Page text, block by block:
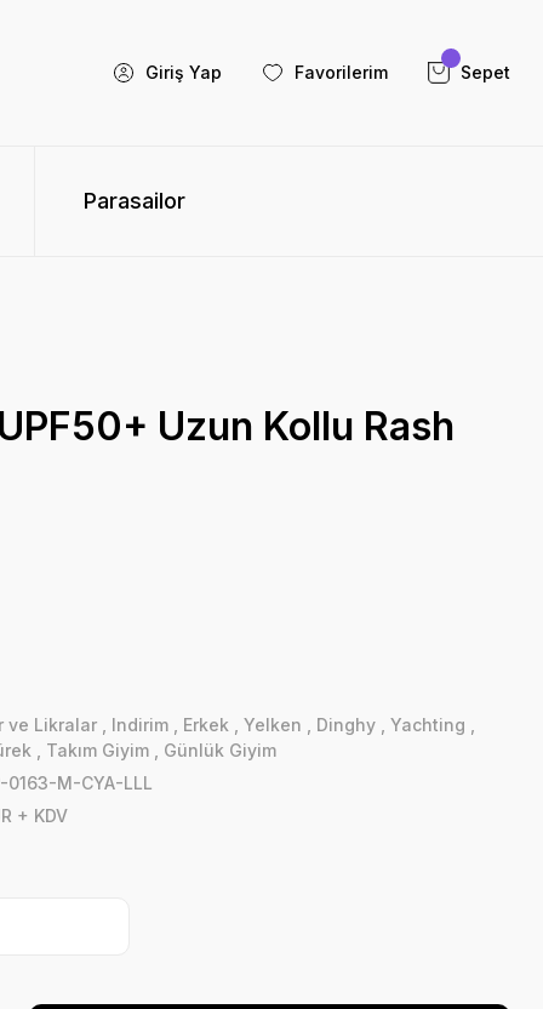
Giriş Yap Favorilerim Sepet
Parasailor
Uzun Kollu Rash
ve Likralar Indirim Erkek Yelken Dinghy Yachting
Takım Giyim
Günlük Giyim
0163-M-CYA-LLL
+ KDV